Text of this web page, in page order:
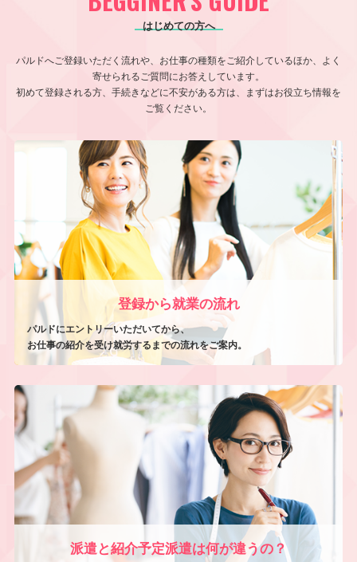
はじめての方へ
パルドへご登録いただく流れや、お仕事の種類をご紹介しているほか、よく
寄せられるご質問にお答えしています。
初めて登録される方、手続きなどに不安がある方は、まずはお役立ち情報を
ご覧ください。
登録から就業の流れ
パルドにエントリーいただいてから、
お仕事の紹介を受け就労するまでの流れをご案内。
派遣と紹介予定派遣は何が違うの？